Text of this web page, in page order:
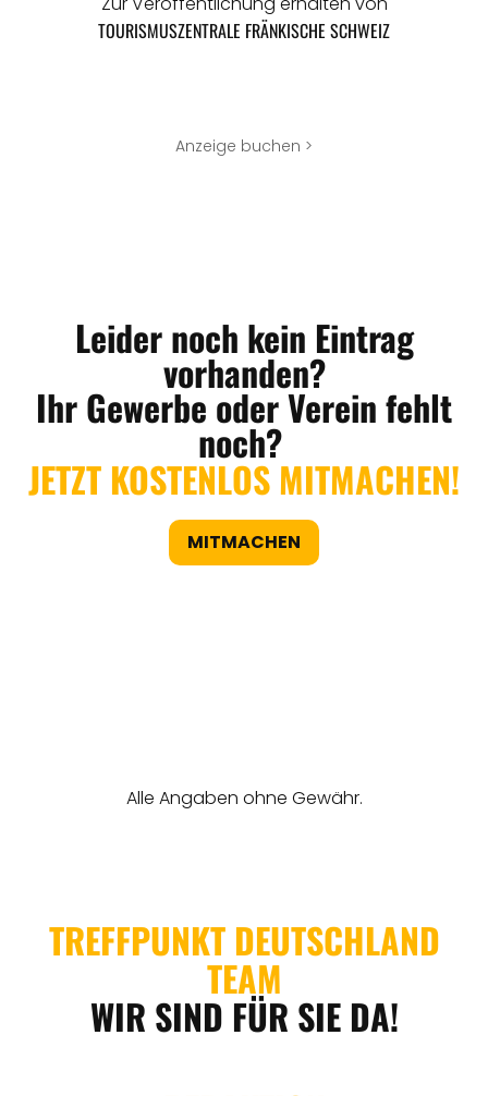
TOURISMUSZENTRALE FRÄNKISCHE SCHWEIZ
Anzeige buchen >
Leider noch kein Eintrag
vorhanden?
Ihr Gewerbe oder Verein fehlt
noch?
JETZT KOSTENLOS MITMACHEN!
MITMACHEN